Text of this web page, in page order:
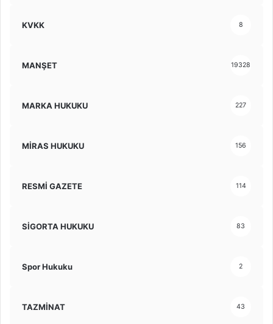
KVKK 8
MANŞET 19328
MARKA HUKUKU 227
MİRAS HUKUKU 156
RESMİ GAZETE 114
SİGORTA HUKUKU 83
Spor Hukuku 2
TAZMİNAT 43